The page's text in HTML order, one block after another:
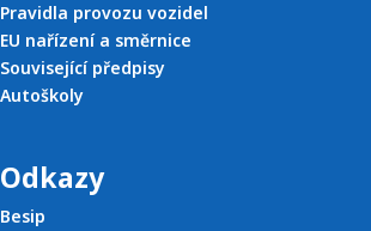
Pravidla provozu vozidel
EU nařízení a směrnice
Související předpisy
Autoškoly
Odkazy
Besip